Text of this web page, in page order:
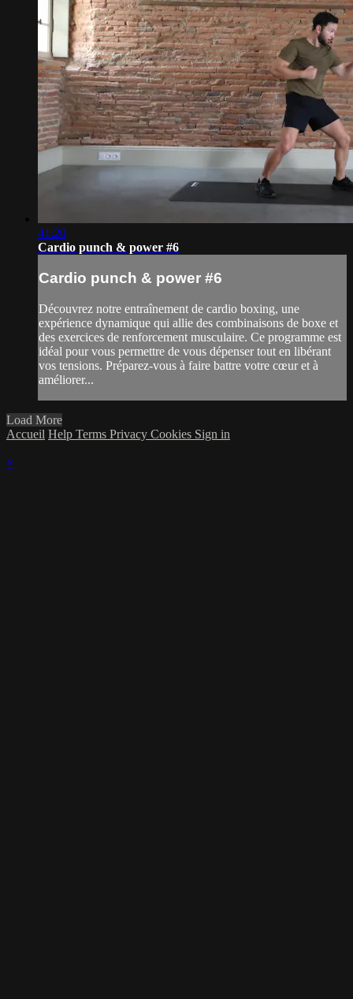
41:20
Cardio punch & power #6
Cardio punch & power #6
Découvrez notre entraînement de cardio boxing, une
expérience dynamique qui allie des combinaisons de boxe et
des exercices de renforcement musculaire. Ce programme est
idéal pour vous permettre de vous dépenser tout en libérant
vos tensions. Préparez-vous à faire battre votre cœur et à
améliorer...
Load More
Accueil Help Terms Privacy Cookies Sign in
×